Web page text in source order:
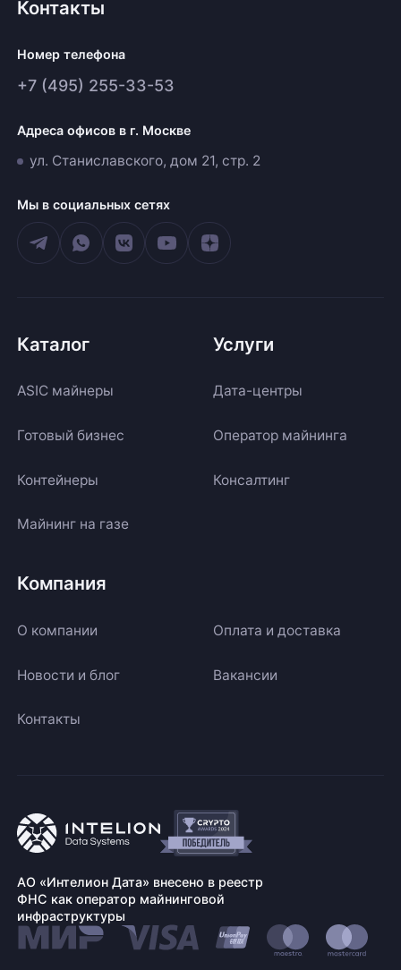
Контакты
Номер телефона
+7 (495) 255-33-53
Адреса офисов в г. Москве
ул. Станиславского, дом 21, стр. 2
Мы в социальных сетях
Каталог
ASIC майнеры
Готовый бизнес
Контейнеры
Майнинг на газе
Услуги
Дата-центры
Оператор майнинга
Консалтинг
Компания
О компании Оплата и доставка
Новости и блог Вакансии
Контакты
АО «Интелион Дата» внесено в реестр
ФНС как оператор майнинговой
инфраструктуры